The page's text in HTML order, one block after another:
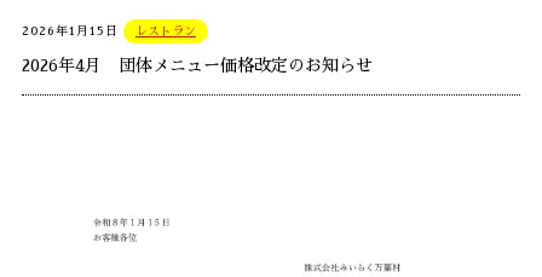
2026年1月15日 レストラン
2026年4月 団体メニュー価格改定のお知らせ